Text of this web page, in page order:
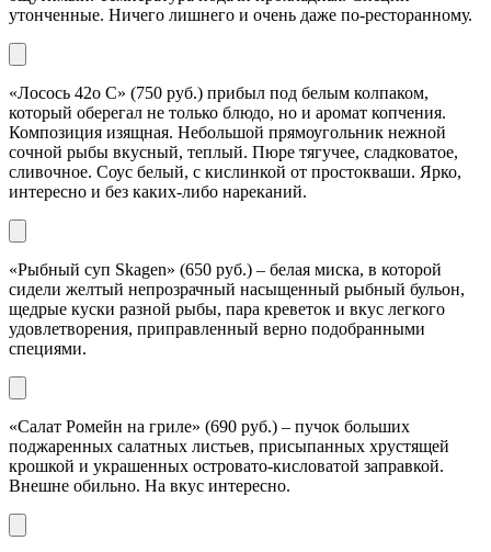
утонченные. Ничего лишнего и очень даже по-ресторанному.
«Лосось 42о С» (750 руб.) прибыл под белым колпаком,
который оберегал не только блюдо, но и аромат копчения.
Композиция изящная. Небольшой прямоугольник нежной
сочной рыбы вкусный, теплый. Пюре тягучее, сладковатое,
сливочное. Соус белый, с кислинкой от простокваши. Ярко,
интересно и без каких-либо нареканий.
«Рыбный суп Skagen» (650 руб.) – белая миска, в которой
сидели желтый непрозрачный насыщенный рыбный бульон,
щедрые куски разной рыбы, пара креветок и вкус легкого
удовлетворения, приправленный верно подобранными
специями.
«Салат Ромейн на гриле» (690 руб.) – пучок больших
поджаренных салатных листьев, присыпанных хрустящей
крошкой и украшенных островато-кисловатой заправкой.
Внешне обильно. На вкус интересно.